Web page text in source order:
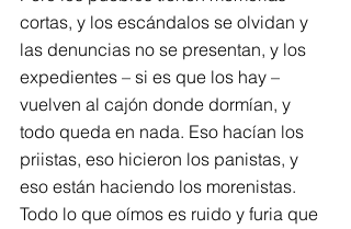
cortas, y los escándalos se olvidan y
las denuncias no se presentan, y los
expedientes – si es que los hay –
vuelven al cajón donde dormían, y
todo queda en nada. Eso hacían los
priistas, eso hicieron los panistas, y
eso están haciendo los morenistas.
Todo lo que oímos es ruido y furia que